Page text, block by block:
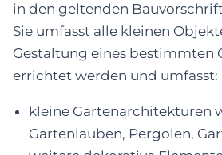
in den geltenden
Sie umfasst alle kleinen
Gestaltung eines bestimmten
errichtet werden und umfasst:
kleine Gartenarchitekturen
Gartenlauben, Pergolen,